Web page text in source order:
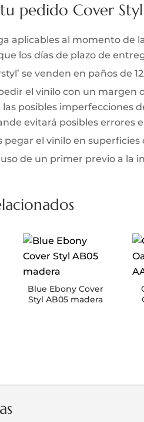
pedido Cover Styl
aplicables al momento de
los días de plazo de
se venden en paños de
el vinilo con un margen
posibles imperfecciones
evitará posibles errores
pegar el vinilo en
de un primer previo a la
Blue Ebony Cover
Styl AB05 madera